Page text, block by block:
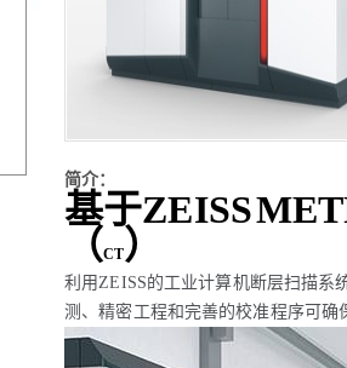
简介：
基于ZEISS
（CT ）
利用ZEISS的工业计算机断层扫描系
测、精密工程和完善的校准程序可